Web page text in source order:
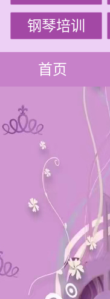
钢琴培训
首页